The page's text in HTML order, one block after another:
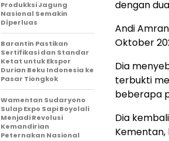
dengan
Andi
Oktober
Dia
terbukti
beberapa
Dia
Produkksi Jagung
Nasional Semakin
Dìperluas
Barantin Pastikan
Sertifikasi dan Standar
Ketat untuk Ekspor
Durian Beku Indonesia ke
Pasar Tiongkok
Wamentan Sudaryono
Sulap Expo Sapi Boyolali
Menjadi Revolusi
Kemandirian
Peternakan Nasional